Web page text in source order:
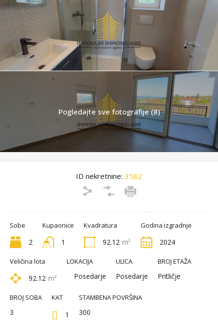
Pogledajte sve fotografije (8)
ID nekretnine: 3582
Sobe
2
Kupaonice
1
Kvadratura
92.12 m²
Godina izgradnje
2024
Veličina lota
92.12 m²
LOKACIJA
Posedarje
ULICA
Posedarje
BROJ ETAŽA
Pritličje
BROJ SOBA
3
KAT
1
STAMBENA POVRŠINA
300